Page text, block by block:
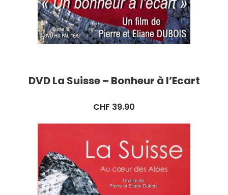
DVD La Suisse – Bonheur à l’Ecart
CHF 39.90